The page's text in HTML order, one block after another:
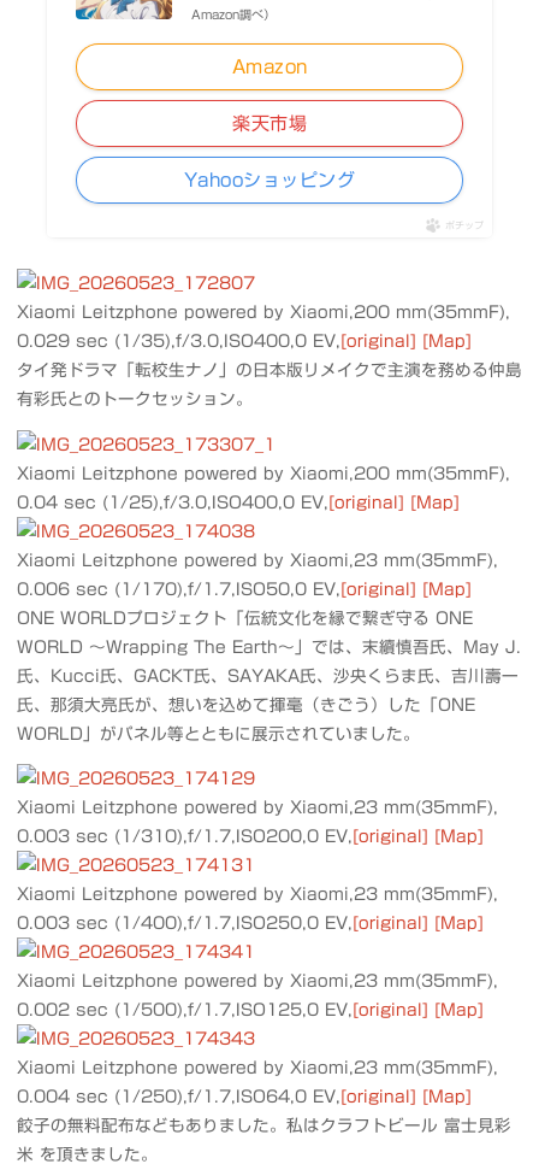
Amazon調べ）
Amazon
楽天市場
Yahooショッピング
ポチップ
Xiaomi Leitzphone powered by Xiaomi,200 mm(35mmF),
0.029 sec (1/35),f/3.0,ISO400,0 EV, [original]
[Map]
タイ発ドラマ「転校生ナノ」の日本版リメイクで主演を務める仲島
有彩氏とのトークセッション。
Xiaomi Leitzphone powered by Xiaomi,200 mm(35mmF),
0.04 sec (1/25),f/3.0,ISO400,0 EV, [original] [Map]
Xiaomi Leitzphone powered by Xiaomi,23 mm(35mmF),
0.006 sec (1/170),f/1.7,ISO50,0 EV, [original] [Map]
ONE WORLDプロジェクト「伝統文化を縁で繋ぎ守る ONE
WORLD 〜Wrapping The Earth〜」では、末續慎吾氏、May J.
氏、Kucci氏、GACKT氏、SAYAKA氏、沙央くらま氏、吉川壽一
氏、那須大亮氏が、想いを込めて揮毫（きごう）した「ONE
WORLD」がパネル等とともに展示されていました。
Xiaomi Leitzphone powered by Xiaomi,23 mm(35mmF),
0.003 sec (1/310),f/1.7,ISO200,0 EV, [original] [Map]
Xiaomi Leitzphone powered by Xiaomi,23 mm(35mmF),
0.003 sec (1/400),f/1.7,ISO250,0 EV, [original] [Map]
Xiaomi Leitzphone powered by Xiaomi,23 mm(35mmF),
0.002 sec (1/500),f/1.7,ISO125,0 EV, [original] [Map]
Xiaomi Leitzphone powered by Xiaomi,23 mm(35mmF),
0.004 sec (1/250),f/1.7,ISO64,0 EV, [original]
[Map]
餃子の無料配布などもありました。私はクラフトビール 富士見彩
米 を頂きました。